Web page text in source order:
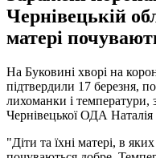
Чернівецькій
матері
На Буковині хворі на
підтвердили 17 березня,
лихоманки і температури,
Чернівецької ОДА
"Діти та їхні матері, в